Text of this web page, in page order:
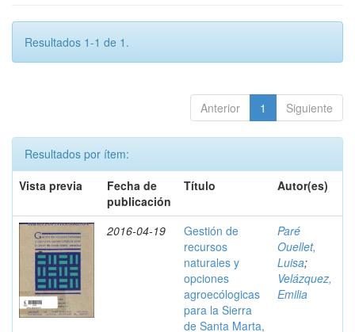
Resultados 1-1 de 1.
Anterior 1 Siguiente
Resultados por ítem:
Vista previa
Fecha de
publicación
Título Autor(es)
2016-04-19
Gestión de
recursos
naturales y
opciones
agroecólogicas
para la Sierra
de Santa Marta,
Paré
Ouellet,
Luisa;
Velázquez,
Emilia